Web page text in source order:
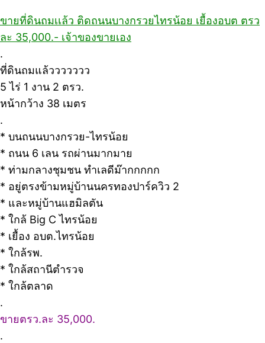
ขายที่ดินถมเเล้ว ติดถนนบางกรวยไทรน้อย เยื้องอบต ตรว
ละ 35,000.- เจ้าของขายเอง
.
ที่ดินถมแล้ววววววว
5 ไร่ 1 งาน 2 ตรว.
หน้ากว้าง 38 เมตร
.
* บนถนนบางกรวย-ไทรน้อย
* ถนน 6 เลน รถผ่านมากมาย
* ท่ามกลางชุมชน ทำเลดีม๊ากกกกก
* อยู่ตรงข้ามหมู่บ้านนครทองปาร์ควิว 2
* และหมู่บ้านแฮมิลตัน
* ใกล้ Big C ไทรน้อย
* เยื้อง อบต.ไทรน้อย
* ใกล้รพ.
* ใกล้สถานีตำรวจ
* ใกล้ตลาด
.
ขายตรว.ละ 35,000.
.